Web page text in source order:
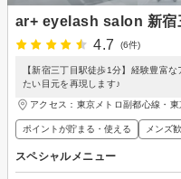
ar+ eyelash salon 新宿
4.7
(6件)
【新宿三丁目駅徒歩1分】経験豊富
たい目元を再現します♪
アクセス：東京メトロ副都心線・
ポイントが貯まる・使える メンズ
スペシャルメニュー